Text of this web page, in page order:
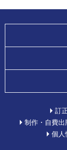
訂
制作・自費出
個人